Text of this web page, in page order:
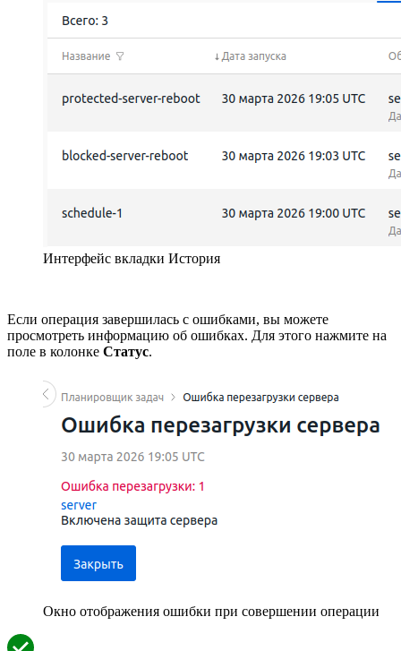
Интерфейс вкладки История
Если операция завершилась с ошибками, вы можете
просмотреть информацию об ошибках. Для этого нажмите на
поле в колонке Статус.
Окно отображения ошибки при совершении операции